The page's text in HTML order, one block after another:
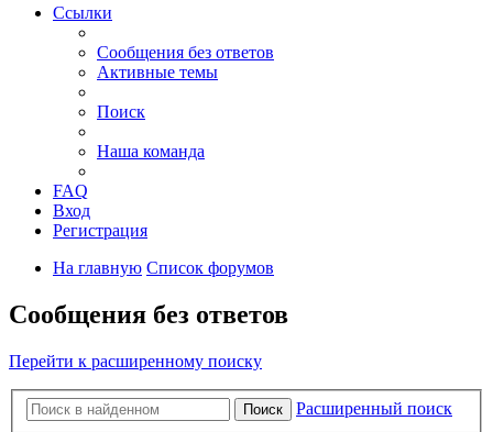
Ссылки
Сообщения без ответов
Активные темы
Поиск
Наша команда
FAQ
Вход
Регистрация
На главную Список форумов
Сообщения без ответов
Перейти к расширенному поиску
Поиск
Расширенный поиск